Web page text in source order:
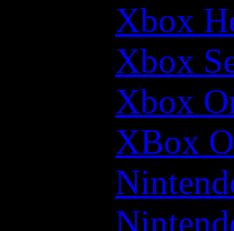
Xbox
Xbox
Xbox
XBox